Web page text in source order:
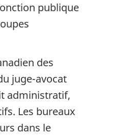
publique
des
juge-avocat
administratif,
Les bureaux
dans le